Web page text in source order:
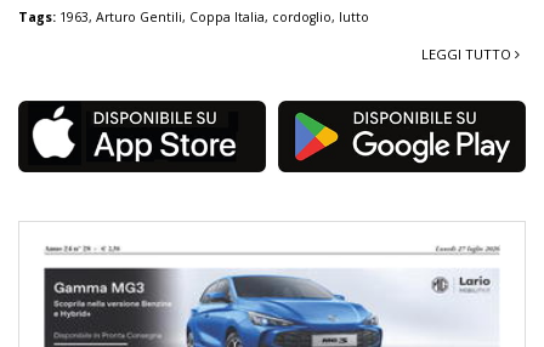
Tags: 1963, Arturo Gentili, Coppa Italia, cordoglio, lutto
LEGGI TUTTO